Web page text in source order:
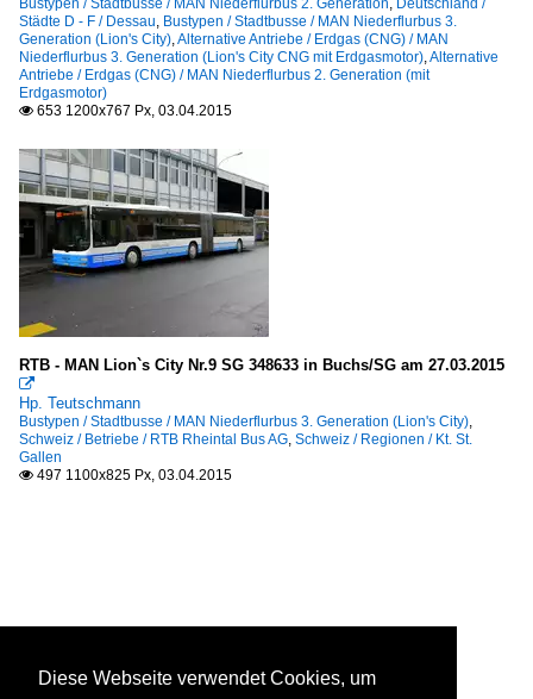
Bustypen / Stadtbusse / MAN Niederflurbus 2. Generation, Deutschland /
Städte D - F / Dessau, Bustypen / Stadtbusse / MAN Niederflurbus 3.
Generation (Lion's City),Alternative Antriebe / Erdgas (CNG) / MAN
Niederflurbus 3. Generation (Lion's City CNG mit Erdgasmotor),Alternative
Antriebe / Erdgas (CNG) / MAN Niederflurbus 2. Generation (mit
Erdgasmotor)
 653 1200x767 Px, 03.04.2015
RTB - MAN Lion`s City Nr.9 SG 348633 in Buchs/SG am 27.03.2015

Hp. Teutschmann
Bustypen / Stadtbusse / MAN Niederflurbus 3. Generation (Lion's City),
Schweiz / Betriebe / RTB Rheintal Bus AG, Schweiz / Regionen / Kt. St.
Gallen
 497 1100x825 Px, 03.04.2015
Diese Webseite verwendet Cookies, um